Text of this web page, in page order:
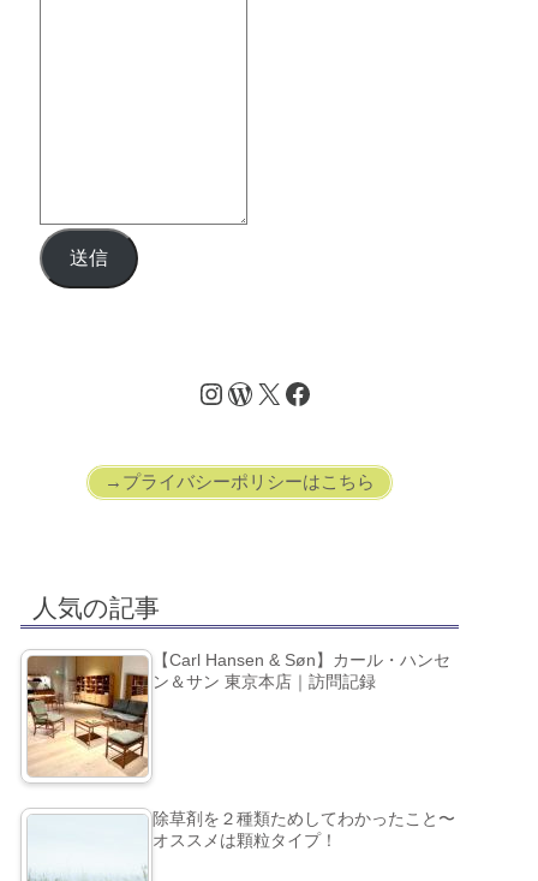
送信
→プライバシーポリシーはこちら
人気の記事
【Carl Hansen & Søn】カール・ハンセ
ン＆サン 東京本店｜訪問記録
除草剤を２種類ためしてわかったこと〜
オススメは顆粒タイプ！